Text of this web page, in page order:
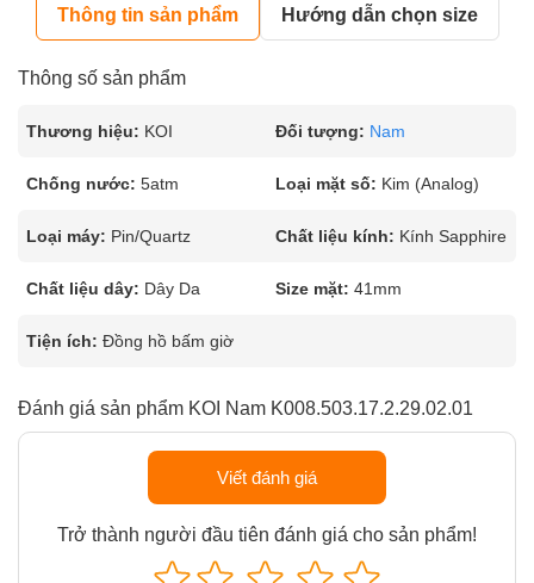
Thông tin sản phẩm Hướng dẫn chọn size
Thông số sản phẩm
Thương hiệu: KOI Đối tượng: Nam
Chống nước: 5atm Loại mặt số: Kim (Analog)
Loại máy: Pin/Quartz Chất liệu kính: Kính Sapphire
Chất liệu dây: Dây Da Size mặt: 41mm
Tiện ích: Đồng hồ bấm giờ
Đánh giá sản phẩm KOI Nam K008.503.17.2.29.02.01
Viết đánh giá
Trở thành người đầu tiên đánh giá cho sản phẩm!